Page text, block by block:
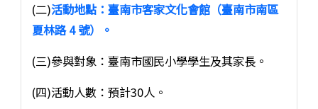
(二)活動地點：臺南市客家文化會館（臺南市南區
夏林路 4 號）。
(三)參與對象：臺南市國民小學學生及其家長。
(四)活動人數：預計30人。